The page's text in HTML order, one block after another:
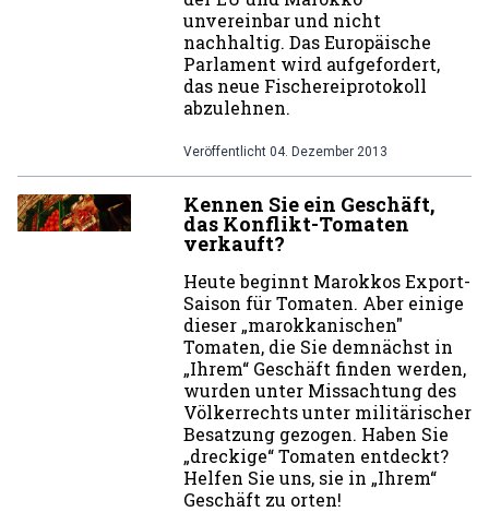
unvereinbar und nicht
nachhaltig. Das Europäische
Parlament wird aufgefordert,
das neue Fischereiprotokoll
abzulehnen.
Veröffentlicht 04. Dezember 2013
Kennen Sie ein Geschäft,
das Konflikt-Tomaten
verkauft?
Heute beginnt Marokkos Export-
Saison für Tomaten. Aber einige
dieser „marokkanischen"
Tomaten, die Sie demnächst in
„Ihrem“ Geschäft finden werden,
wurden unter Missachtung des
Völkerrechts unter militärischer
Besatzung gezogen. Haben Sie
„dreckige“ Tomaten entdeckt?
Helfen Sie uns, sie in „Ihrem“
Geschäft zu orten!